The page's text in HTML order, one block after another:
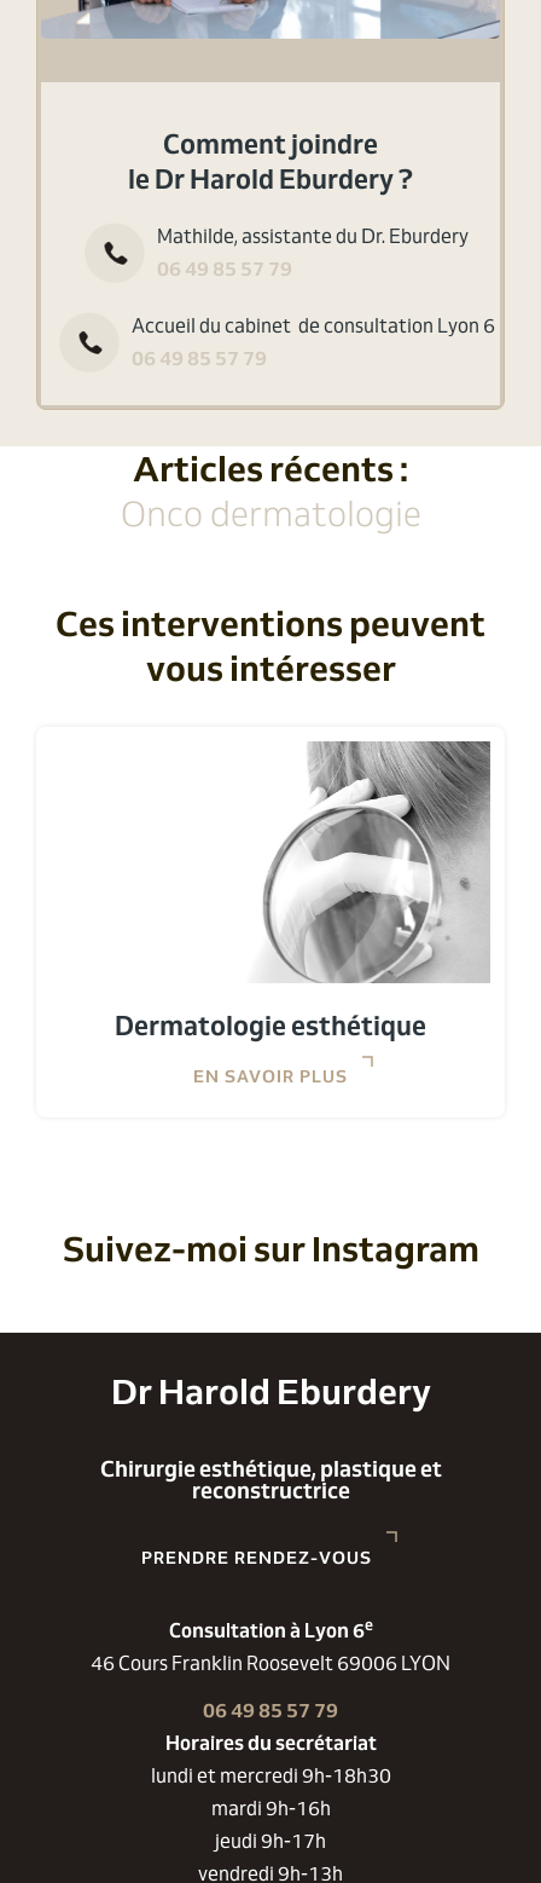
Comment joindre
le Dr Harold Eburdery ?
Mathilde, assistante du Dr. Eburdery
06 49 85 57 79
Accueil du cabinet de consultation Lyon 6
06 49 85 57 79
Articles récents :
Onco dermatologie
Ces interventions peuvent
vous intéresser
Dermatologie esthétique
EN SAVOIR PLUS
Suivez-moi sur Instagram
Dr Harold Eburdery
Chirurgie esthétique, plastique et
reconstructrice
PRENDRE RENDEZ-VOUS
Consultation à Lyon 6e
46 Cours Franklin Roosevelt 69006 LYON
06 49 85 57 79
Horaires du secrétariat
lundi et mercredi 9h-18h30
mardi 9h-16h
jeudi 9h-17h
vendredi 9h-13h